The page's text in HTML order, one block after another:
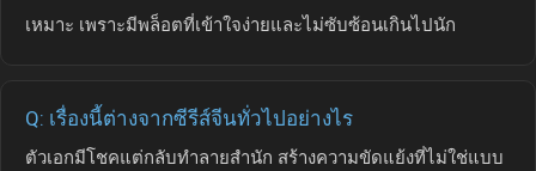
เหมาะ เพราะมีพล็อตที่เข้าใจง่ายและไม่ซับซ้อนเกินไปนัก
Q: เรื่องนี้ต่างจากซีรีส์จีนทั่วไปอย่างไร
ตัวเอกมีโชคแต่กลับทำลายสำนัก สร้างความขัดแย้งที่ไม่ใช่แบบ